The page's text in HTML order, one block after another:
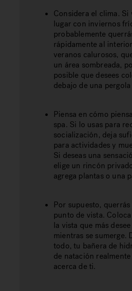
Considera el clima. Si
lugar con inviernos
probablemente
rápidamente al
veranos calurosos,
un área sombreada,
posible que desees
debajo de una
Piensa en cómo
spa. Si lo usas para
socialización, deja
para actividades y
Si deseas una
elige un rincón
agrega plantas o una
Por supuesto,
punto de vista.
la vista que más
mientras se sumerge.
todo, tu bañera de
de natación
acerca de ti.